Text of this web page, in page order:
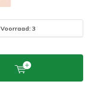
Voorraad: 3